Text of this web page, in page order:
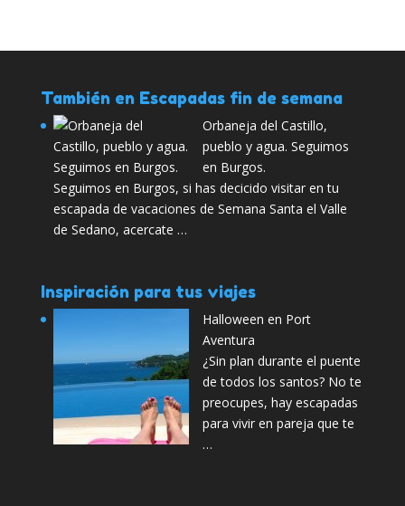
También en Escapadas fin de semana
Orbaneja del Castillo,
pueblo y agua. Seguimos
en Burgos.
Seguimos en Burgos, si has decicido visitar en tu
escapada de vacaciones de Semana Santa el Valle
de Sedano, acercate …
Inspiración para tus viajes
Halloween en Port
Aventura
¿Sin plan durante el puente
de todos los santos? No te
preocupes, hay escapadas
para vivir en pareja que te
…